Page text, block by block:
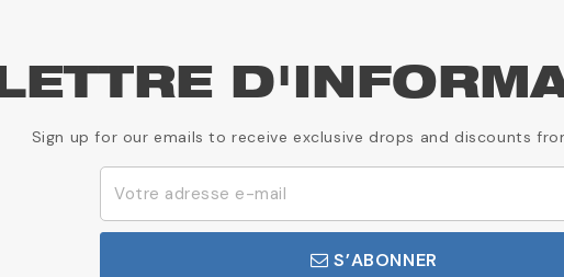
Sign up for our emails to receive exclusive drops and discounts
S’ABONNER